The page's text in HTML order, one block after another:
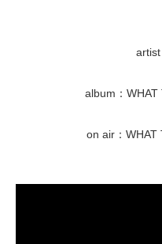
album：WHAT
on air：WHAT